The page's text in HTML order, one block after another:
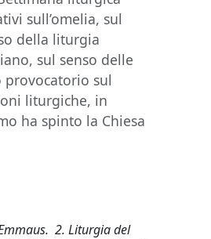
sull’omelia, sul
della liturgia
sul senso delle
sul
liturgiche, in
ha spinto la Chiesa
2. Liturgia del